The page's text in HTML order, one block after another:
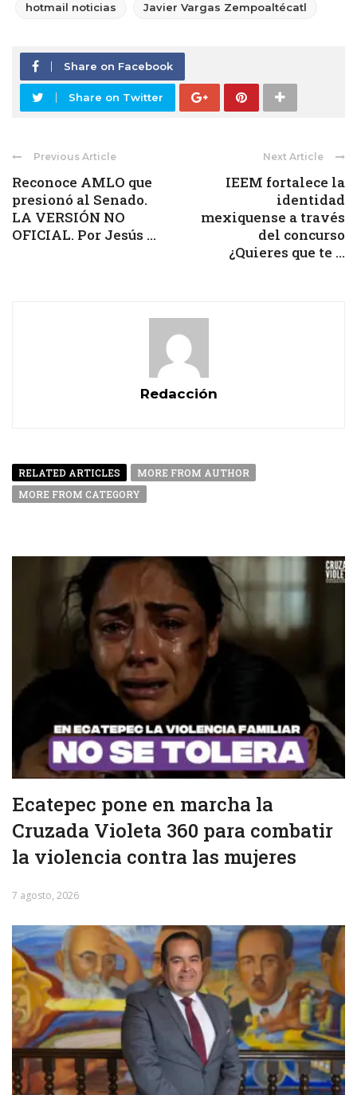
hotmail noticias Javier Vargas Zempoaltécatl
Share on Facebook
Share on Twitter
Previous Article
Reconoce AMLO que
presionó al Senado.
LA VERSIÓN NO
OFICIAL. Por Jesús ...
Next Article
IEEM fortalece la
identidad
mexiquense a través
del concurso
¿Quieres que te ...
Redacción
RELATED ARTICLES
MORE FROM AUTHOR
MORE FROM CATEGORY
Ecatepec pone en marcha la
Cruzada Violeta 360 para combatir
la violencia contra las mujeres
7 agosto, 2026